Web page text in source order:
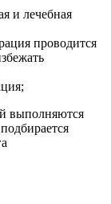
и лечебная
проводится
выполняются